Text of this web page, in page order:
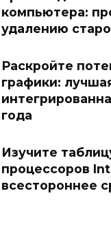
компьютера:
удалению
Раскройте
графики:
года
Изучите
процессоров
всестороннее